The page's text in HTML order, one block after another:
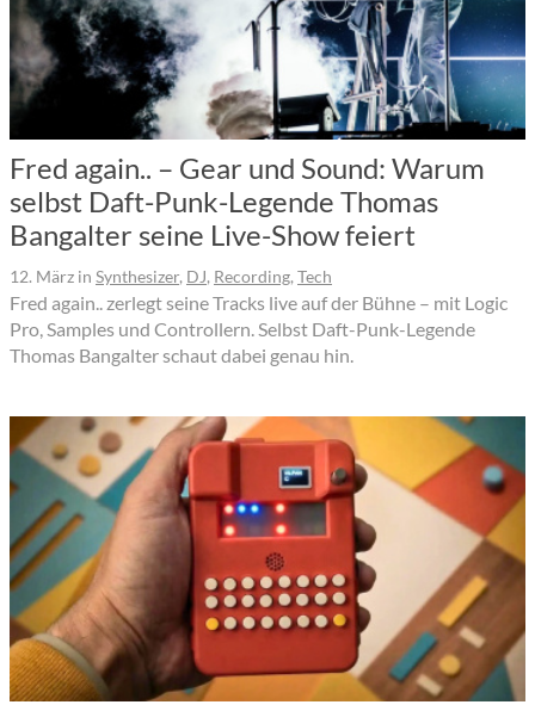
Fred again.. – Gear und Sound: Warum
selbst Daft-Punk-Legende Thomas
Bangalter seine Live-Show feiert
12. März in Synthesizer, DJ, Recording, Tech
Fred again.. zerlegt seine Tracks live auf der Bühne – mit Logic
Pro, Samples und Controllern. Selbst Daft-Punk-Legende
Thomas Bangalter schaut dabei genau hin.